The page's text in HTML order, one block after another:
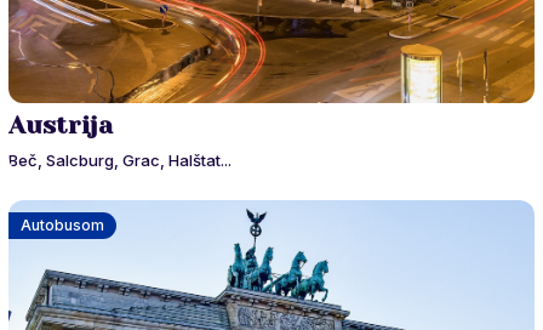
Austrija
Beč, Salcburg, Grac, Halštat...
Autobusom